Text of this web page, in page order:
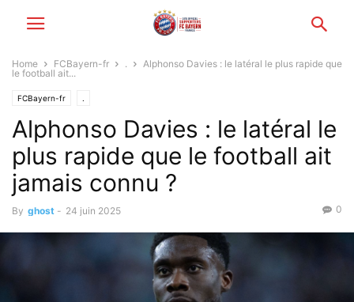
Home FCBayern-fr .
Alphonso Davies : le latéral le plus rapide que
le football ait...
FCBayern-fr .
Alphonso Davies : le latéral le
plus rapide que le football ait
jamais connu ?
By ghost - 24 juin 2025 0